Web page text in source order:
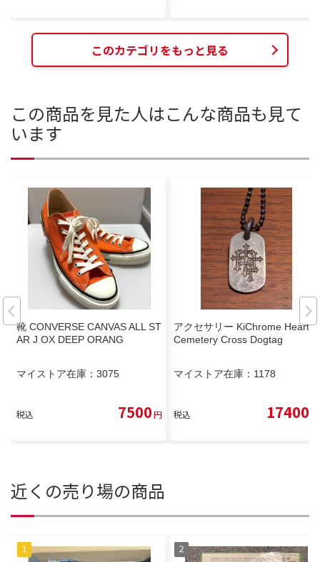
このカテゴリをもっと見る
この商品を見た人はこんな商品も見て
います
靴 CONVERSE CANVAS ALL ST
AR J OX DEEP ORANG
マイストア在庫： 3075
税込 7500円
アクセサリー KiChrome Hearts
Cemetery Cross Dogtag
マイストア在庫： 1178
税込 17400
近くの売り場の商品